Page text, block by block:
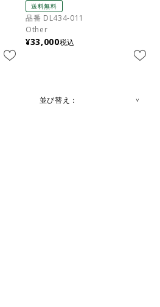
送料無料
品番 DL434-011
Other
¥33,000税込
並び替え